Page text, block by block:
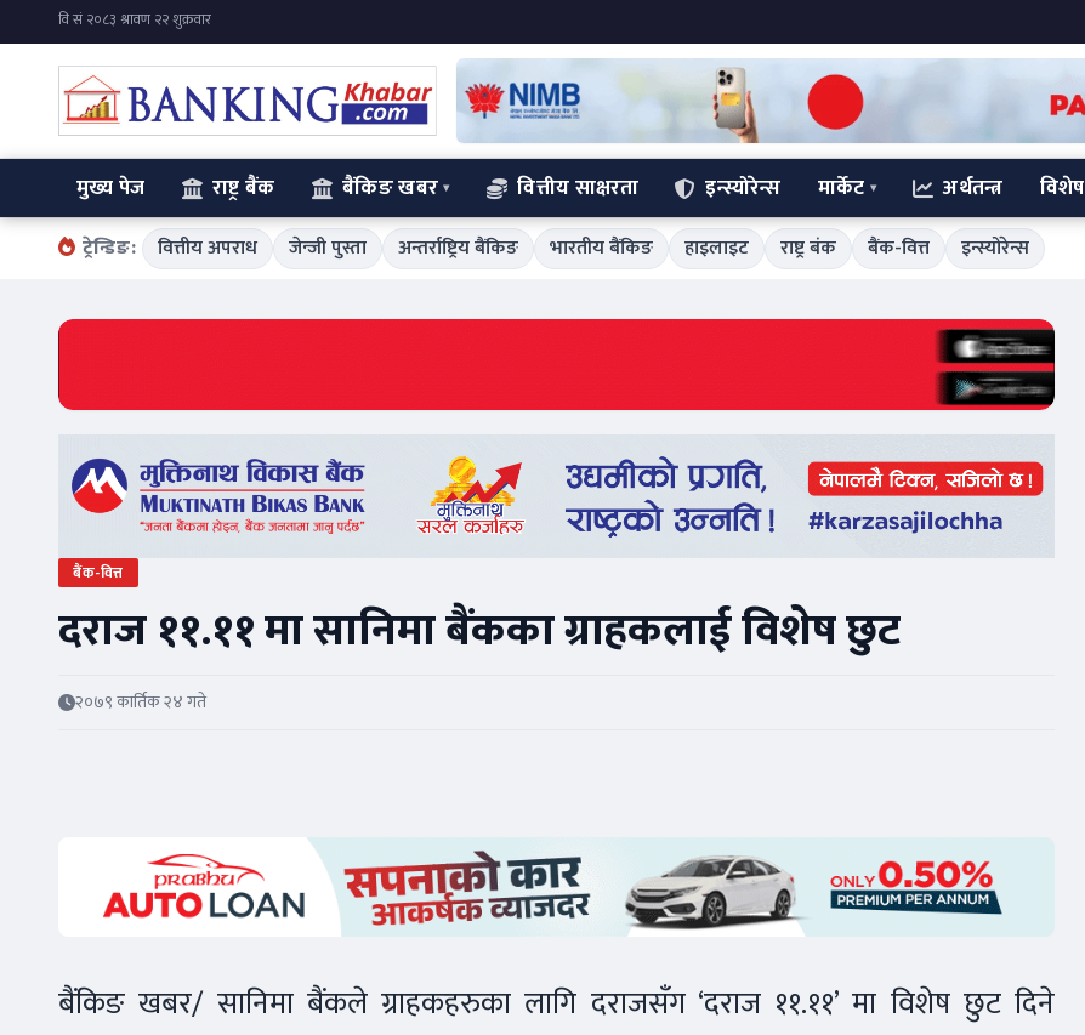
मुख्य पेज राष्ट्र बैंक बैंकिङ खबर वित्तीय साक्षरता इन्स्योरेन्स मार्केट अर्थतन्त्र विशेष
ट्रेन्डिङ: वित्तीय अपराध जेन्जी पुस्ता अन्तर्राष्ट्रिय बैंकिङ भारतीय बैंकिङ हाइलाइट राष्ट्र बंक बैंक-वित्त इन्स्योरेन्स
बैंक-वित्त
दराज ११.११ मा सानिमा बैंकका ग्राहकलाई विशेष छुट
२०७९ कार्तिक २४ गते
बैंकिङ खबर/ सानिमा बैंकले ग्राहकहरुका लागि दराजसँग ‘दराज ११.११’ मा विशेष छुट दिने